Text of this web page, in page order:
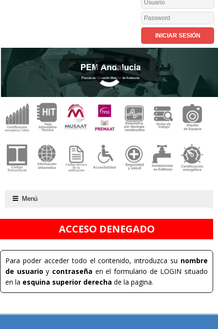
Menú
ACCESO DENEGADO
Para poder acceder todo el contenido, introduzca su nombre
de usuario y contraseña en el formulario de LOGIN situado
en la esquina superior derecha de la pagina.